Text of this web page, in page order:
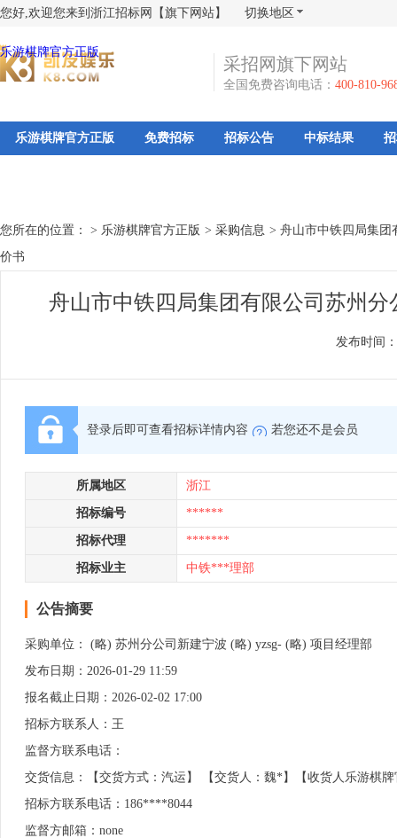
您好,欢迎您来到浙江招标网【旗下网站】 切换地区
乐游棋牌官方正版
采招网旗下网站
全国免费咨询电话： 400-810-
乐游棋牌官方正版 免费招标 招标公告 中标结果
您所在的位置： > 乐游棋牌官方正版 > 采购信息 > 舟山市中铁四局集团
价书
舟山市中铁四局集团有限公司苏州
发布时间：
登录后即可查看招标详情内容 若您还不是会员
所属地区 浙江
招标编号 ******
招标代理 *******
招标业主 中铁***理部
公告摘要
采购单位： (略) 苏州分公司新建宁波 (略) yzsg- (略) 项目经理部
发布日期：2026-01-29 11:59
报名截止日期：2026-02-02 17:00
招标方联系人：王
监督方联系电话：
交货信息：【交货方式：汽运】 【交货人：魏*】【收货人乐游棋牌
招标方联系电话：186****8044
监督方邮箱：none